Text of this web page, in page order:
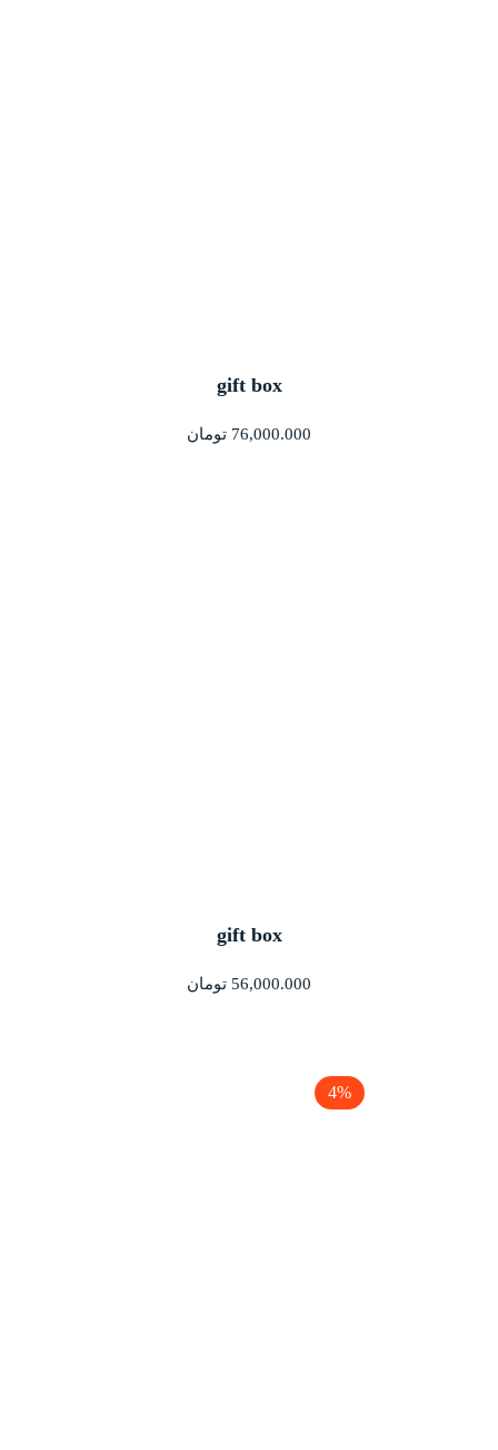
gift box
76,000.000 تومان
gift box
56,000.000 تومان
4%